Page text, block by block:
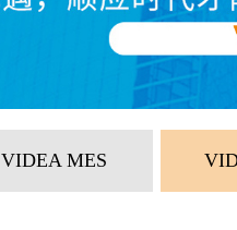
VIDEA MES